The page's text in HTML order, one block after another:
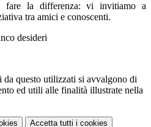
fare la differenza: vi invitiamo a
tra amici e conoscenti.
questo utilizzati si avvalgono di
ed utili alle finalità illustrate nella
Accetta tutti i cookies